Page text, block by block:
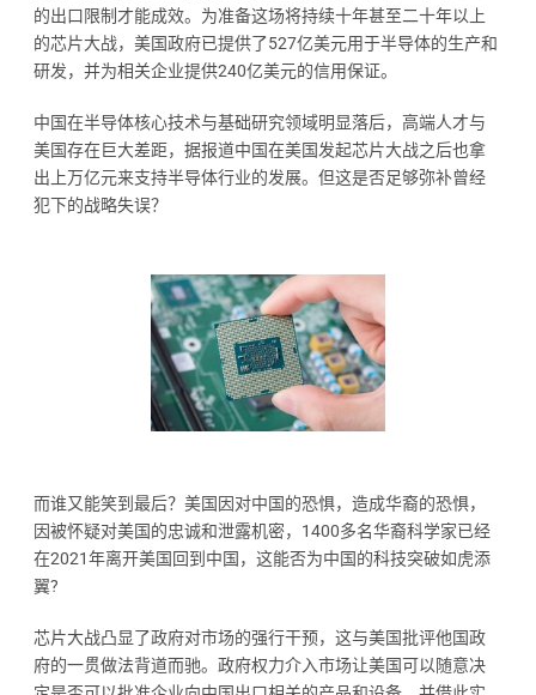
的出口限制才能成效。为准备这场将持续十年甚至二十年以上
的芯片大战，美国政府已提供了527亿美元用于半导体的生产和
研发，并为相关企业提供240亿美元的信用保证。
中国在半导体核心技术与基础研究领域明显落后，高端人才与
美国存在巨大差距，据报道中国在美国发起芯片大战之后也拿
出上万亿元来支持半导体行业的发展。但这是否足够弥补曾经
犯下的战略失误？
而谁又能笑到最后？美国因对中国的恐惧，造成华裔的恐惧，
因被怀疑对美国的忠诚和泄露机密，1400多名华裔科学家已经
在2021年离开美国回到中国，这能否为中国的科技突破如虎添
翼?
芯片大战凸显了政府对市场的强行干预，这与美国批评他国政
府的一贯做法背道而驰。政府权力介入市场让美国可以随意决